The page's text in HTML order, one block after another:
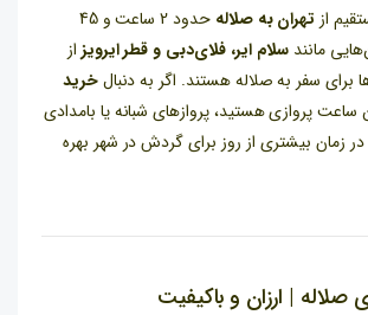
از تهران به صلاله
حدود 2 ساعت و 45
مانند سلام ایر، فلای‌دبی و قطر ایرویز از
برای سفر به صلاله هستند. اگر به دنبالخرید
ساعت پروازی هستید، پروازهای شبانه یا بامدادی
زمان بیشتری از روز برای گردش در شهر بهره
| ارزان و باکیفیت